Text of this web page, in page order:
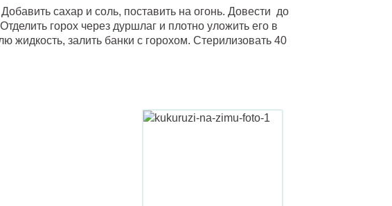
сахар и соль, поставить на огонь. Довести до
горох через дуршлаг и плотно уложить его в
жидкость, залить банки с горохом. Стерилизовать 40